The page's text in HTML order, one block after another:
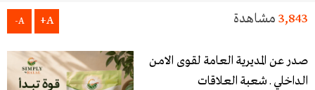
3,843 مشاهدة A+
A-
صـدر عن المـديرية العـامة لقـوى الامـن
الـداخلي ـ شعبة العـلاقات